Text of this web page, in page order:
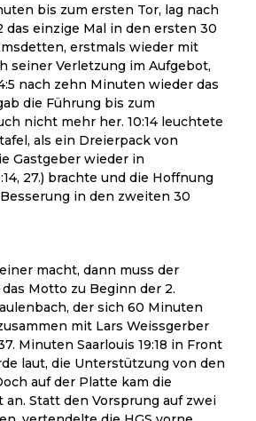
bis zum ersten Tor, lag nach
das einzige Mal in den ersten 30
erstmals wieder mit
seiner Verletzung im Aufgebot,
nach zehn Minuten wieder das
die Führung bis zum
nicht mehr her. 10:14 leuchtete
als ein Dreierpack von
Gastgeber wieder in
27.) brachte und die Hoffnung
in den zweiten 30
macht, dann muss der
Motto zu Beginn der 2.
der sich 60 Minuten
mit Lars Weissgerber
Minuten Saarlouis 19:18 in Front
laut, die Unterstützung von den
auf der Platte kam die
Statt den Vorsprung auf zwei